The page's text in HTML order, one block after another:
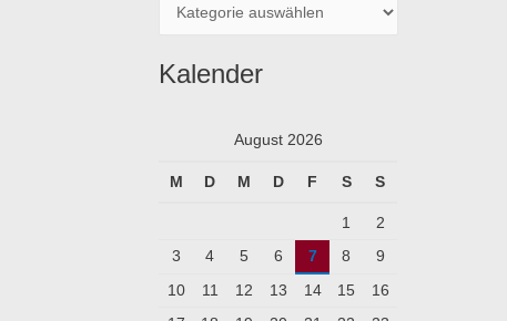
Kalender
August 2026
M D M D F S S
1
2
3
4 5 6 7 8
9
10
11 12 13 14 15
16